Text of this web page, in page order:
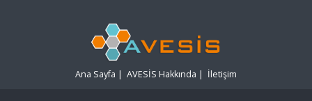
Ana Sayfa | AVESİS Hakkında | İletişim